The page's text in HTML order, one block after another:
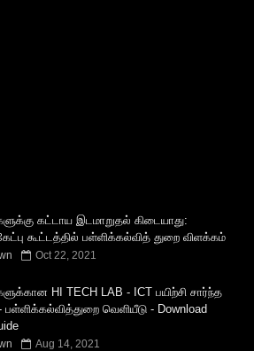
கட்டாய இடமாறுதல் கிடையாது:
கூட்டத்தில் பள்ளிக்கல்வித் துறை விளக்கம்
Oct 22, 2021
HI TECH LAB - ICT பயிற்சி சார்ந்த
பள்ளிக்கல்வித்துறை வெளியீடு - Download
Aug 14, 2021